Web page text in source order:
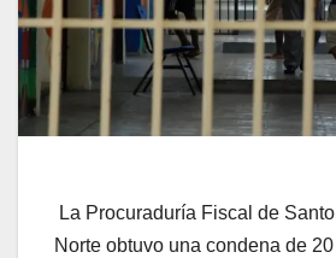
La Procuraduría Fiscal de
Norte obtuvo una condena de